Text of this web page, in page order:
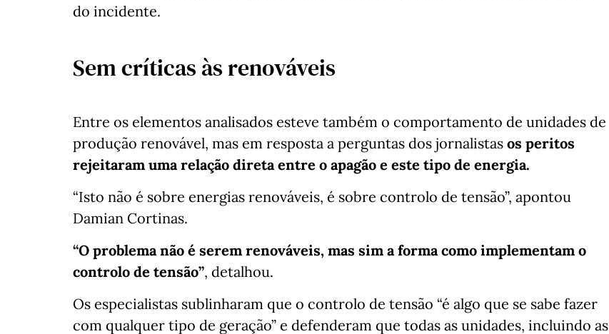
do incidente.
Sem críticas às renováveis
Entre os elementos analisados esteve também o comportamento de unidades de
produção renovável, mas em resposta a perguntas dos jornalistas os peritos
rejeitaram uma relação direta entre o apagão e este tipo de energia.
“Isto não é sobre energias renováveis, é sobre controlo de tensão”, apontou
Damian Cortinas.
“O problema não é serem renováveis, mas sim a forma como implementam o
controlo de tensão”, detalhou.
Os especialistas sublinharam que o controlo de tensão “é algo que se sabe fazer
com qualquer tipo de geração” e defenderam que todas as unidades, incluindo as